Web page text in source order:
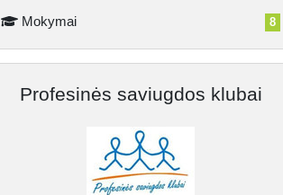
Mokymai 8
Profesinės saviugdos klubai